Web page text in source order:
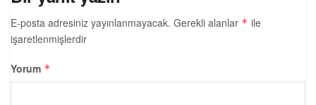
E-posta adresiniz yayınlanmayacak. Gerekli alanlar * ile
işaretlenmişlerdir
Yorum *